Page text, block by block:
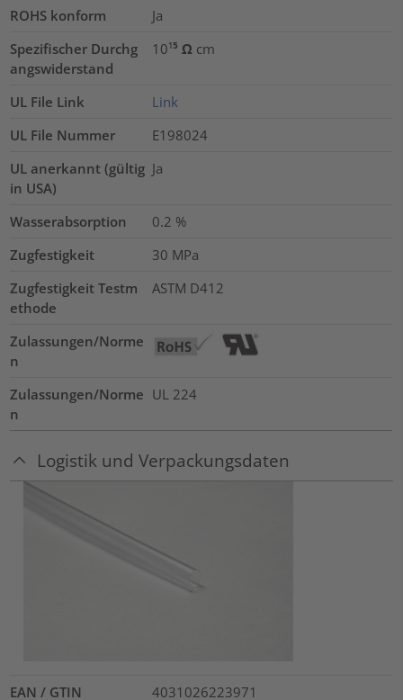
ROHS konform
Ja
Spezifischer Durchg
angswiderstand
10¹⁵ Ω cm
UL File Link
Link
UL File Nummer
E198024
UL anerkannt (gültig
in USA)
Ja
Wasserabsorption 0.2 %
Zugfestigkeit
30 MPa
Zugfestigkeit Testm
ethode
ASTM D412
Zulassungen/Norme
n
Zulassungen/Norme
n
UL 224
Logistik und Verpackungsdaten
EAN / GTIN 4031026223971